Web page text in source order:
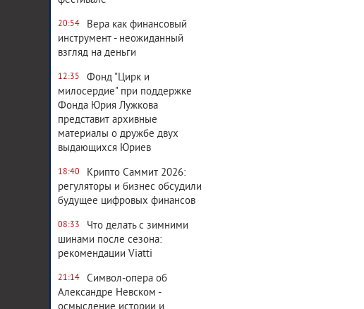
20:54
Вера как финансовый
инструмент - неожиданный
взгляд на деньги
12:35
Фонд "Цирк и
милосердие" при поддержке
Фонда Юрия Лужкова
представит архивные
материалы о дружбе двух
выдающихся Юриев
18:40
Крипто Саммит 2026:
регуляторы и бизнес обсудили
будущее цифровых финансов
08:33
Что делать с зимними
шинами после сезона:
рекомендации Viatti
21:14
Символ-опера об
Александре Невском -